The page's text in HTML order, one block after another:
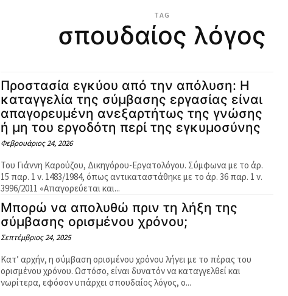
TAG
σπουδαίος λόγος
Προστασία εγκύου από την απόλυση: Η
καταγγελία της σύμβασης εργασίας είναι
απαγορευμένη ανεξαρτήτως της γνώσης
ή μη του εργοδότη περί της εγκυμοσύνης
Φεβρουάριος 24, 2026
Του Γιάννη Καρούζου, Δικηγόρου-Εργατολόγου. Σύμφωνα με το άρ.
15 παρ. 1 ν. 1483/1984, όπως αντικαταστάθηκε με το άρ. 36 παρ. 1 ν.
3996/2011 «Απαγορεύεται και...
Μπορώ να απολυθώ πριν τη λήξη της
σύμβασης ορισμένου χρόνου;
Σεπτέμβριος 24, 2025
Κατ’ αρχήν, η σύμβαση ορισμένου χρόνου λήγει με το πέρας του
ορισμένου χρόνου. Ωστόσο, είναι δυνατόν να καταγγελθεί και
νωρίτερα, εφόσον υπάρχει σπουδαίος λόγος, ο...